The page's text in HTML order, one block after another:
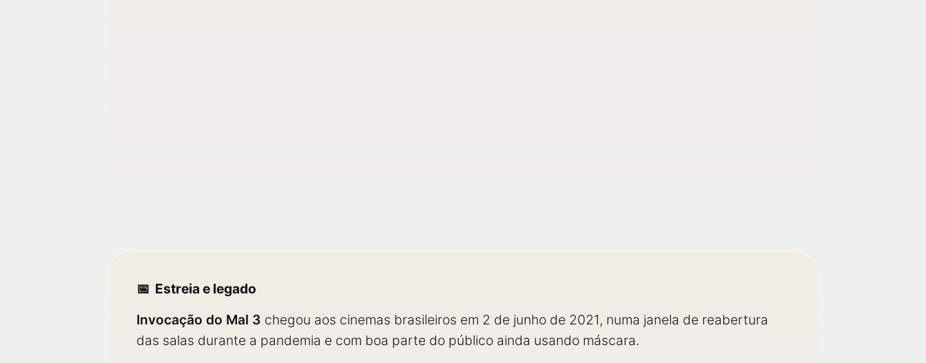
Estreia e legado
Invocação do Mal 3 chegou aos cinemas brasileiros em 2 de junho de 2021, numa janela de reabertura
das salas durante a pandemia e com boa parte do público ainda usando máscara.